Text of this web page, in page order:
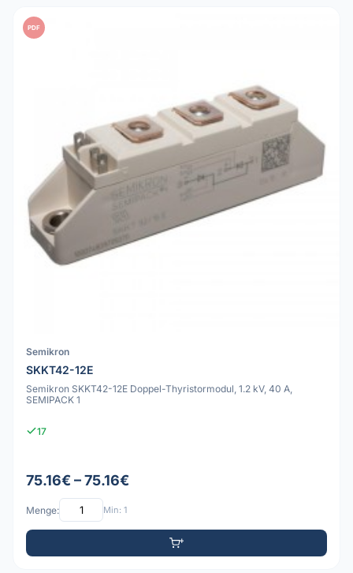
PDF
Semikron
SKKT42-12E
Semikron SKKT42-12E Doppel-Thyristormodul, 1.2 kV, 40 A,
SEMIPACK 1
17
75.16€ – 75.16€
Menge: Min: 1